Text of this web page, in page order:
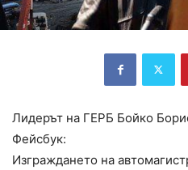
Лидерът на ГЕРБ Бойко
Фейсбук:
Изграждането на